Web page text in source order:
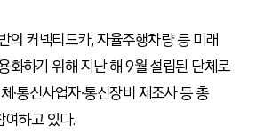
의 커넥티드카, 자율주행차량 등 미래
화하기 위해 지난 해 9월 설립된 단체로
∙통신사업자∙통신장비 제조사 등 총
하고 있다.